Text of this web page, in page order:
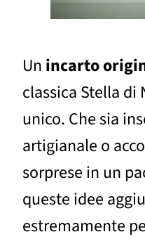
Un incarto
classica Stella di
unico. Che sia
artigianale o
sorprese in un
queste idee
estremamente